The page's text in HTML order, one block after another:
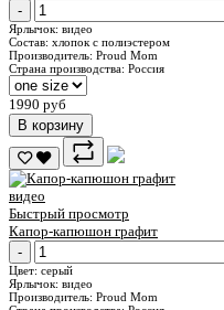
-
Ярлычок: видео
Состав: хлопок с полиэстером
Производитель: Proud Mom
Страна производства: Россия
1990 руб
В корзину
видео
Быстрый просмотр
Капор-капюшон графит
-
Цвет: серый
Ярлычок: видео
Производитель: Proud Mom